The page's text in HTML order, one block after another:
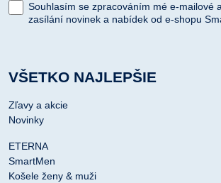
Souhlasím se zpracováním mé e-mailové
zasílání novinek a nabídek od e-shopu
VŠETKO NAJLEPŠIE
Zľavy a akcie
Novinky
ETERNA
SmartMen
Košele ženy & muži